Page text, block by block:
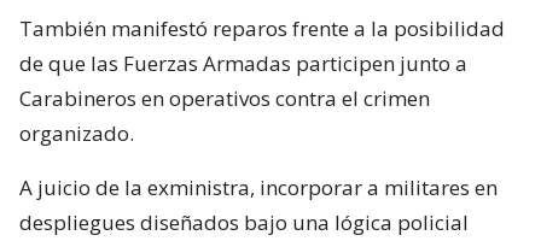
También manifestó reparos frente a la posibilidad
de que las Fuerzas Armadas participen junto a
Carabineros en operativos contra el crimen
organizado.
A juicio de la exministra, incorporar a militares en
despliegues diseñados bajo una lógica policial